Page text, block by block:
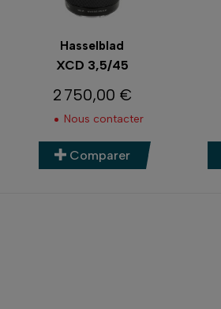
Hasselblad
XCD 3,5/45
Prix
2 750,00 €
Nous contacter
Comparer